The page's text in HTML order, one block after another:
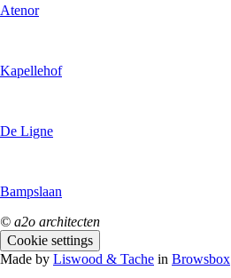
Atenor
Kapellehof
De Ligne
Bampslaan
© a2o architecten
Cookie settings
Made by Liswood & Tache in Browsbox